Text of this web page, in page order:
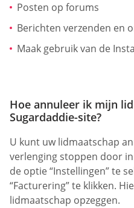
Posten op forums
Berichten verzenden en
Maak gebruik van de
Hoe annuleer ik mijn
Sugardaddie-site?
U kunt uw lidmaatschap
verlenging stoppen door
de optie “Instellingen” te
“Facturering” te klikken.
lidmaatschap opzeggen.